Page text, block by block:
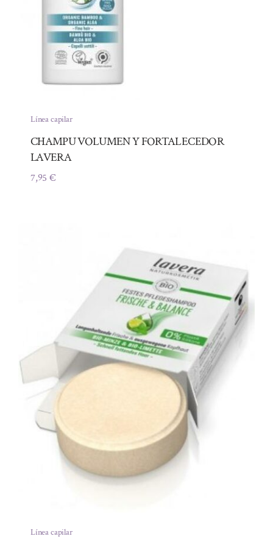
Línea capilar
CHAMPU VOLUMEN Y FORTALECEDOR
LAVERA
7,95€
Línea capilar